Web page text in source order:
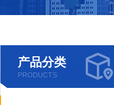
产品分类
PRODUCTS